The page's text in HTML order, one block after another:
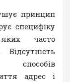
принцип
специфіку
часто
способів
адрес і